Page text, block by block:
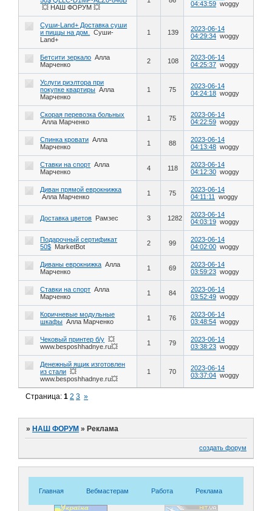
💥 НАШ ФОРУМ 💥
04:43:59 woggy
Суши-Land+ Доставка суши
и пиццы на дом.
Суши-
Land+
1 139
2023-06-14
04:29:34 woggy
Бетсити зеркало Алла
Марченко
2 108
2023-06-14
04:25:37 woggy
Услуги риэлтора при
покупке квартиры Алла
Марченко
1 75
2023-06-14
04:24:18 woggy
Скорая перевозка больных
Алла Марченко
1 75
2023-06-14
04:22:59 woggy
Спинка кровати Алла
Марченко
1 88
2023-06-14
04:13:48 woggy
Ставки на спорт Алла
Марченко
4 118
2023-06-14
04:12:30 woggy
Диван прямой еврокнижка
Алла Марченко
1 75
2023-06-14
04:11:11
woggy
Доставка цветов Рамзес 3 1282
2023-06-14
04:03:19 woggy
Подарочный cертификат
50$ MarketBot 2 99
2023-06-14
04:02:00 woggy
Диваны еврокнижка Алла
Марченко
1 69
2023-06-14
03:59:23 woggy
Ставки на спорт Алла
Марченко
1 84
2023-06-14
03:52:49 woggy
Коричневые модульные
шкафы Алла Марченко 1 76
2023-06-14
03:48:54 woggy
Чековый принтер б/у 💥
www.besposhhadnye.ru💥
1 79
2023-06-14
03:38:23 woggy
Денежный ящик изготовлен
из стали 💥
www.besposhhadnye.ru💥
1 70
2023-06-14
03:37:04 woggy
Страница:1 2 3 »
»НАШ ФОРУМ »Реклама
создать форум
Главная Вебмастерам Работа Реклама